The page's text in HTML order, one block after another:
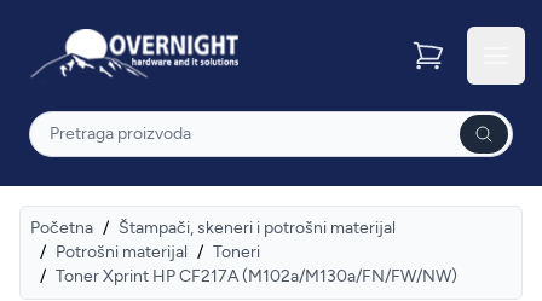
Overnight
Pretraga
Početna / Štampači, skeneri i potrošni materijal
/ Potrošni materijal / Toneri
/ Toner Xprint HP CF217A (M102a/M130a/FN/FW/NW)